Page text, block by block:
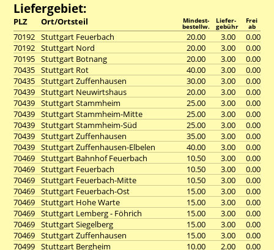
Liefergebiet:
PLZ Ort/Ortsteil Mindest-
bestellw.
Liefer-
gebühr
Frei
ab
70192 Stuttgart Feuerbach 20.00 3.00
0.00
70192 Stuttgart Nord 20.00 3.00
0.00
70195 Stuttgart Botnang 20.00 3.00
0.00
70435 Stuttgart Rot 40.00 3.00
0.00
70435 Stuttgart Zuffenhausen 30.00 3.00
0.00
70439 Stuttgart Neuwirtshaus 20.00 3.00
0.00
70439 Stuttgart Stammheim 25.00 3.00
0.00
70439 Stuttgart Stammheim-Mitte 25.00 3.00
0.00
70439 Stuttgart Stammheim-Süd 25.00 3.00
0.00
70439 Stuttgart Zuffenhausen 35.00 3.00
0.00
70439 Stuttgart Zuffenhausen-Elbelen 40.00 3.00
0.00
70469 Stuttgart Bahnhof Feuerbach 10.50 3.00
0.00
70469 Stuttgart Feuerbach 10.50 3.00
0.00
70469 Stuttgart Feuerbach-Mitte 10.50 3.00
0.00
70469 Stuttgart Feuerbach-Ost 15.00 3.00
0.00
70469 Stuttgart Hohe Warte 15.00 3.00
0.00
70469 Stuttgart Lemberg - Föhrich 15.00 3.00
0.00
70469 Stuttgart Siegelberg 15.00 3.00
0.00
70469 Stuttgart Zuffenhausen 15.00 3.00
0.00
70499 Stuttgart Bergheim 10.00 2.00
0.00